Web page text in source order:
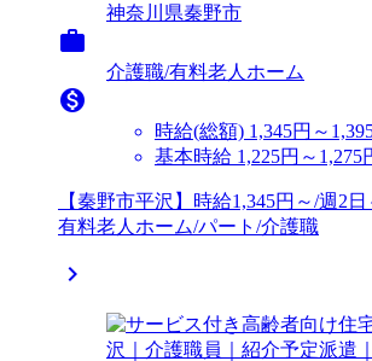
神奈川県秦野市

介護職/有料老人ホーム

時給(総額) 1,345円～
基本時給 1,225円～1,275
【秦野市平沢】時給1,345円～/週2
有料老人ホーム/パート/介護職
